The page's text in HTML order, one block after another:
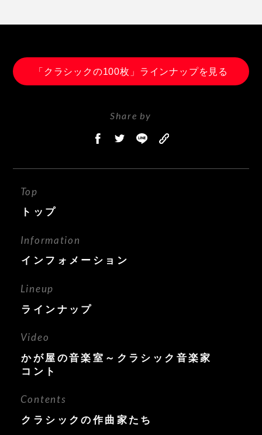
「クラシックの100枚」ラインナップを見る
Share by
Top
トップ
Information
インフォメーション
Lineup
ラインナップ
Video
かが屋の音楽室～クラシック音楽家
コント
Contents
クラシックの作曲家たち